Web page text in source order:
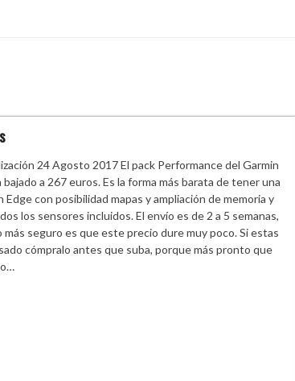
24 Agosto 2017 El pack Performance del Garmin
bajado a 267 euros. Es la forma más barata de tener una
Edge con posibilidad mapas y ampliación de memoria y
los sensores incluidos. El envío es de 2 a 5 semanas,
más seguro es que este precio dure muy poco. Si estas
cómpralo antes que suba, porque más pronto que